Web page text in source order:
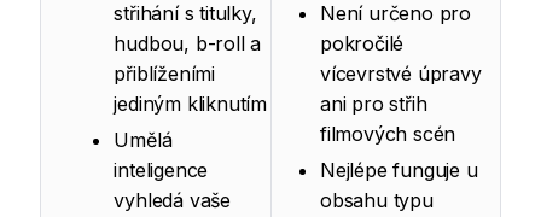
střihání s titulky,
hudbou, b-roll a
přiblíženími
jediným kliknutím
Umělá
inteligence
vyhledá vaše
Není určeno pro
pokročilé
vícevrstvé úpravy
ani pro střih
filmových scén
Nejlépe funguje u
obsahu typu